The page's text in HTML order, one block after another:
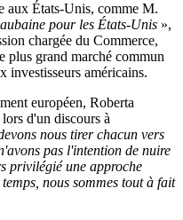
aux États-Unis, comme M.
pour les États-Unis »,
chargée du Commerce,
grand marché commun
investisseurs américains.
européen, Roberta
d'un discours à
nous tirer chacun vers
pas l'intention de nuire
privilégié une approche
nous sommes tout à fait